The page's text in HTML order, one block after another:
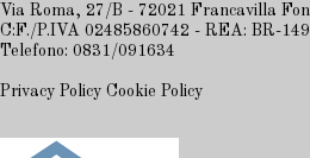
Via Roma, 27/B - 72021 Francavilla
C:F./P.IVA 02485860742 - REA: BR-
Telefono: 0831/091634
Privacy Policy Cookie Policy